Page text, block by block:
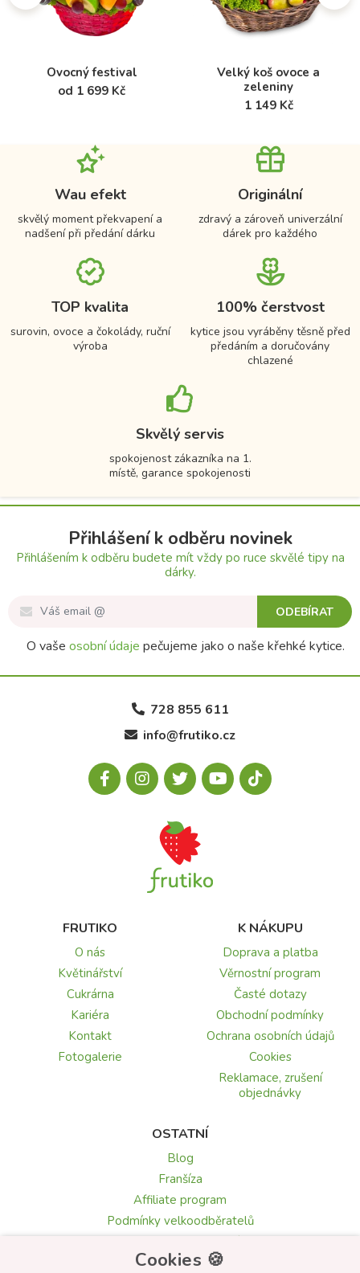
Ovocný festival
od 1 699 Kč
Velký koš ovoce a
zeleniny
1 149 Kč
Wau efekt
skvělý moment překvapení a
nadšení při předání dárku
Originální
zdravý a zároveň univerzální
dárek pro každého
TOP kvalita
surovin, ovoce a čokolády, ruční
výroba
100% čerstvost
kytice jsou vyráběny těsně před
předáním a doručovány
chlazené
Skvělý servis
spokojenost zákazníka na 1.
místě, garance spokojenosti
Přihlášení k odběru novinek
Přihlášením k odběru budete mít vždy po ruce skvělé tipy na
dárky.
ODEBÍRAT
O vaše osobní údaje pečujeme jako o naše křehké kytice.
728 855 611
info@frutiko.cz
FRUTIKO
O nás
Květinářství
Cukrárna
Kariéra
Kontakt
Fotogalerie
K NÁKUPU
Doprava a platba
Věrnostní program
Časté dotazy
Obchodní podmínky
Ochrana osobních údajů
Cookies
Reklamace, zrušení
objednávky
OSTATNÍ
Blog
Franšíza
Affiliate program
Podmínky velkoodběratelů
Recenze a hodnocení
Texty blahopřání
Cookies 🍪